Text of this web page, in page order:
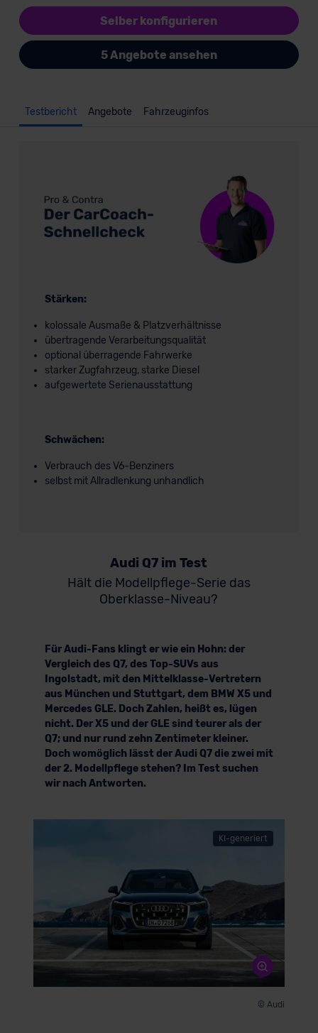
Selber konfigurieren
5 Angebote ansehen
Testbericht Angebote Fahrzeuginfos
Stärken:
kolossale Ausmaße & Platzverhältnisse
übertragende Verarbeitungsqualität
optional überragende Fahrwerke
starker Zugfahrzeug, starke Diesel
aufgewertete Serienausstattung
Schwächen:
Verbrauch des V6-Benziners
selbst mit Allradlenkung unhandlich
Audi Q7 im Test
Hält die Modellpflege-Serie das
Oberklasse-Niveau?
Für Audi-Fans klingt er wie ein Hohn: der
Vergleich des Q7, des Top-SUVs aus
Ingolstadt, mit den Mittelklasse-Vertretern
aus München und Stuttgart, dem BMW X5 und
Mercedes GLE. Doch Zahlen, heißt es, lügen
nicht. Der X5 und der GLE sind teurer als der
Q7; und nur rund zehn Zentimeter kleiner.
Doch womöglich lässt der Audi Q7 die zwei mit
der 2. Modellpflege stehen? Im Test suchen
wir nach Antworten.
KI-generiert
© Audi